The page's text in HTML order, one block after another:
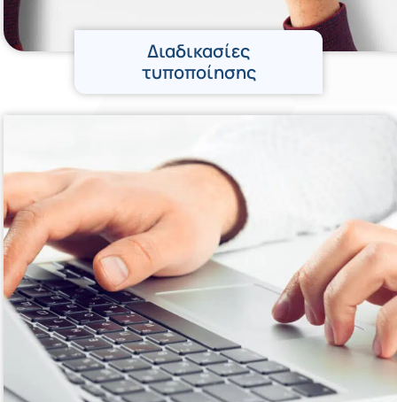
Διαδικασίες
τυποποίησης